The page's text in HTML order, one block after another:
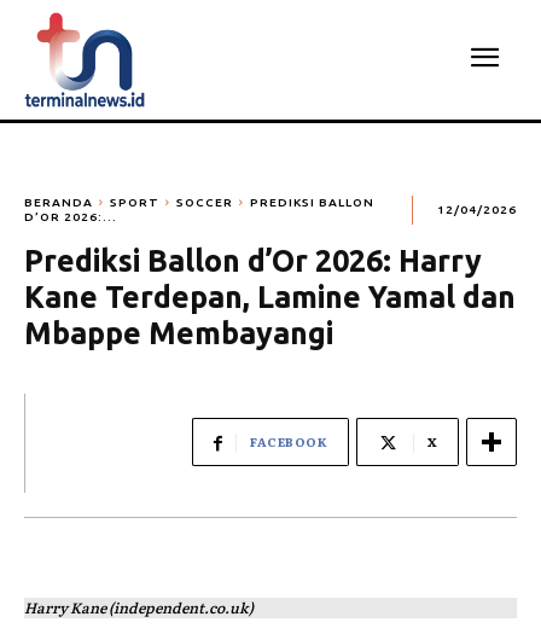
BERANDA SPORT SOCCER
PREDIKSI BALLON
D’OR 2026:...
12/04/2026
Prediksi Ballon d’Or 2026: Harry
Kane Terdepan, Lamine Yamal dan
Mbappe Membayangi
FACEBOOK X
Harry Kane (independent.co.uk)